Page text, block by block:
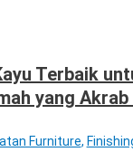
Terbaik
yang
Furniture,